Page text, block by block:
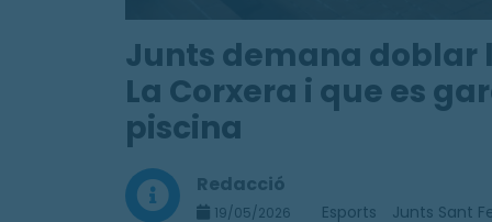
Junts demana doblar
La Corxera i que es
piscina
Redacció
19/05/2026 Esports Junts Sant